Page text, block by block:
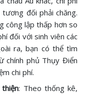
đối phải chăng.
công lập thấp hơn so
đối với sinh viên các
ra, bạn có thể tìm
chính phủ Thụy Điển
chi phí.
: Theo thống kê,